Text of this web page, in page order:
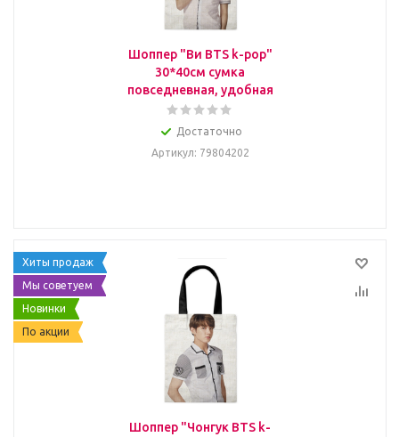
Шоппер "Ви BTS k-pop"
30*40см сумка
повседневная, удобная
Достаточно
Артикул: 79804202
Хиты продаж
Мы советуем
Новинки
По акции
Шоппер "Чонгук BTS k-